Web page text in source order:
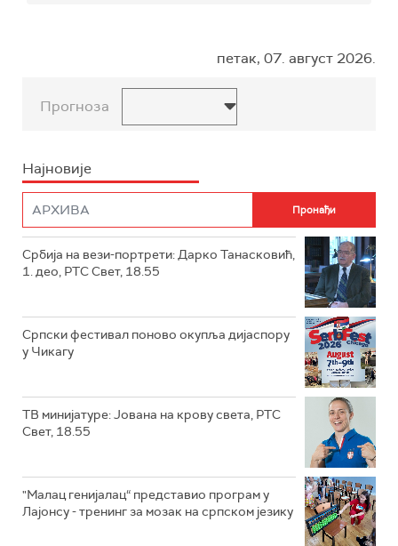
петак, 07. август 2026.
Прогноза
Најновије
Србија на вези-портрети: Дарко Танасковић,
1. део, РТС Свет, 18.55
Српски фестивал поново окупља дијаспору
у Чикагу
ТВ минијатуре: Јована на крову света, РТС
Свет, 18.55
"Малац генијалац“ представио програм у
Лајонсу - тренинг за мозак на српском језику